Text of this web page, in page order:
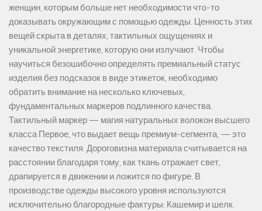
женщин, которым больше нет необходимости что-то
доказывать окружающим с помощью одежды. Ценность этих
вещей скрыта в деталях, тактильных ощущениях и
уникальной энергетике, которую они излучают. Чтобы
научиться безошибочно определять премиальный статус
изделия без подсказок в виде этикеток, необходимо
обратить внимание на несколько ключевых,
фундаментальных маркеров подлинного качества.
Тактильный маркер — магия натуральных волокон высшего
класса Первое, что выдает вещь премиум-сегмента, — это
качество текстиля. Дороговизна материала считывается на
расстоянии благодаря тому, как ткань отражает свет,
драпируется в движении и ложится по фигуре. В
производстве одежды высокого уровня используются
исключительно благородные фактуры: Кашемир и шелк.